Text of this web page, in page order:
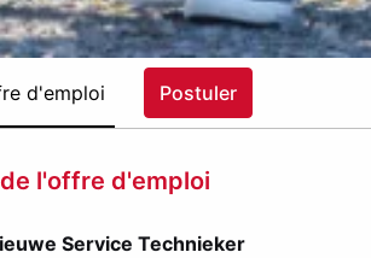
d'emploi Postuler
l'offre d'emploi
Service Technieker